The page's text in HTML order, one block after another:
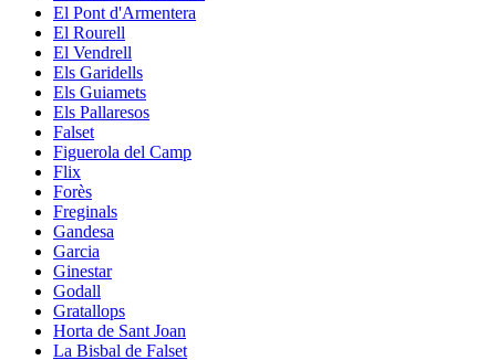
El Pont d'Armentera
El Rourell
El Vendrell
Els Garidells
Els Guiamets
Els Pallaresos
Falset
Figuerola del Camp
Flix
Forès
Freginals
Gandesa
Garcia
Ginestar
Godall
Gratallops
Horta de Sant Joan
La Bisbal de Falset